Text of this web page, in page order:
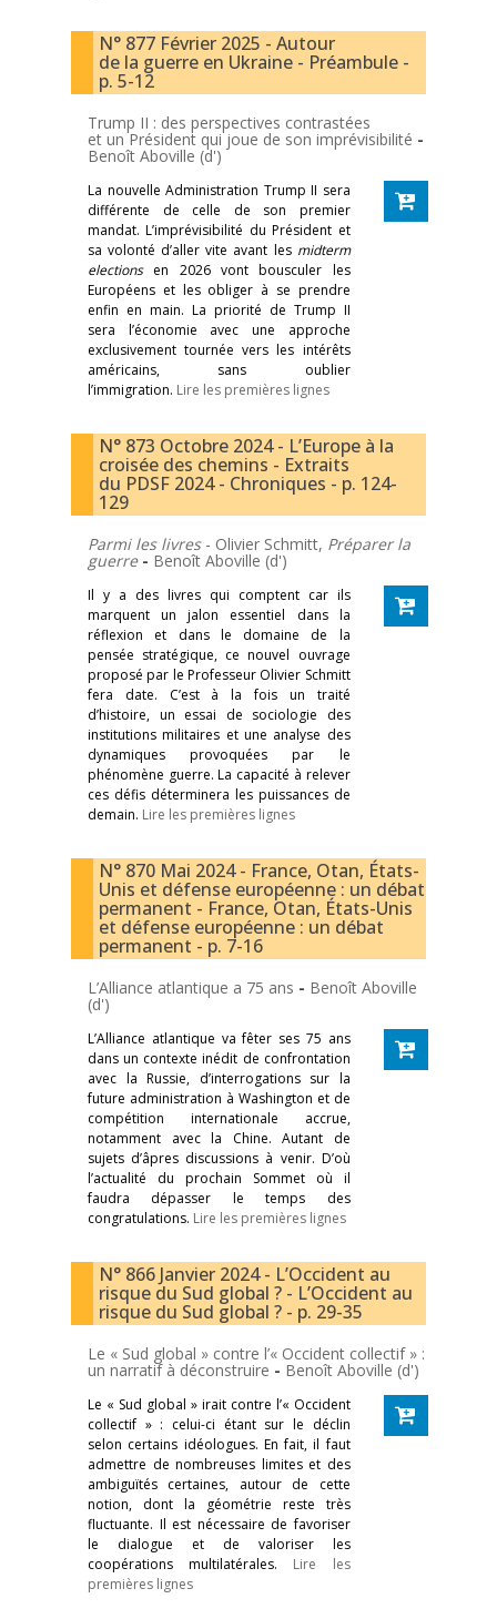
N° 877 Février 2025 - Autour
de la guerre en Ukraine - Préambule -
p. 5-12
Trump II : des perspectives contrastées
et un Président qui joue de son imprévisibilité -
Benoît Aboville (d')
La nouvelle Administration Trump II sera
différente de celle de son premier
mandat. L’imprévisibilité du Président et
sa volonté d’aller vite avant les midterm
electionsen 2026 vont bousculer les
Européens et les obliger à se prendre
enfin en main. La priorité de Trump II
sera l’économie avec une approche
exclusivement tournée vers les intérêts
américains, sans oublier
l’immigration. Lire les premières lignes
N° 873 Octobre 2024 - L’Europe à la
croisée des chemins - Extraits
du PDSF 2024 - Chroniques - p. 124-
129
Parmi les livres- Olivier Schmitt, Préparer la
guerre - Benoît Aboville (d')
Il y a des livres qui comptent car ils
marquent un jalon essentiel dans la
réflexion et dans le domaine de la
pensée stratégique, ce nouvel ouvrage
proposé par le Professeur Olivier Schmitt
fera date. C’est à la fois un traité
d’histoire, un essai de sociologie des
institutions militaires et une analyse des
dynamiques provoquées par le
phénomène guerre. La capacité à relever
ces défis déterminera les puissances de
demain. Lire les premières lignes
N° 870 Mai 2024 - France, Otan, États-
Unis et défense européenne : un débat
permanent - France, Otan, États-Unis
et défense européenne : un débat
permanent - p. 7-16
L’Alliance atlantique a 75 ans - Benoît Aboville
(d')
L’Alliance atlantique va fêter ses 75 ans
dans un contexte inédit de confrontation
avec la Russie, d’interrogations sur la
future administration à Washington et de
compétition internationale accrue,
notamment avec la Chine. Autant de
sujets d’âpres discussions à venir. D’où
l’actualité du prochain Sommet où il
faudra dépasser le temps des
congratulations. Lire les premières lignes
N° 866 Janvier 2024 - L’Occident au
risque du Sud global ? - L’Occident au
risque du Sud global ? - p. 29-35
Le « Sud global » contre l’« Occident collectif » :
un narratif à déconstruire - Benoît Aboville (d')
Le « Sud global » irait contre l’« Occident
collectif » : celui-ci étant sur le déclin
selon certains idéologues. En fait, il faut
admettre de nombreuses limites et des
ambiguïtés certaines, autour de cette
notion, dont la géométrie reste très
fluctuante. Il est nécessaire de favoriser
le dialogue et de valoriser les
coopérations multilatérales. Lire les
premières lignes